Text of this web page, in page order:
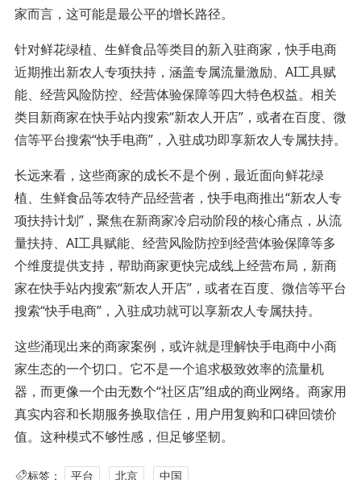
家而言，这可能是最公平的增长路径。
针对鲜花绿植、生鲜食品等类目的新入驻商家，快手电商
近期推出新农人专项扶持，涵盖专属流量激励、AI工具赋
能、经营风险防控、经营体验保障等四大特色权益。相关
类目新商家在快手站内搜索“新农人开店”，或者在百度、微
信等平台搜索“快手电商”，入驻成功即享新农人专属扶持。
长远来看，这些商家的成长不是个例，最近面向鲜花绿
植、生鲜食品等农特产品经营者，快手电商推出“新农人专
项扶持计划”，聚焦在新商家冷启动阶段的核心痛点，从流
量扶持、AI工具赋能、经营风险防控到经营体验保障等多
个维度提供支持，帮助商家更快完成线上经营布局，新商
家在快手站内搜索“新农人开店”，或者在百度、微信等平台
搜索“快手电商”，入驻成功就可以享新农人专属扶持。
这些涌现出来的商家案例，或许就是理解快手电商中小商
家生态的一个切口。它不是一个追求极致效率的流量机
器，而更像一个由无数个“社区店”组成的商业网络。商家用
真实内容和长期服务换取信任，用户用复购和口碑回馈价
值。这种模式不够性感，但足够坚韧。
标签： 平台 北京 中国